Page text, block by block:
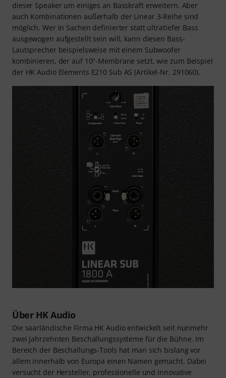
dieser Speaker um einiges an Basskraft erweitern. Aber
auch Kombinationen außerhalb der Linear 3-Reihe sind
möglich. Wer in Sachen definierter statt ultratiefer Bass
ausgewogen aufgestellt sein will, kann diesen Bass-
Lautsprecher beispielsweise mit einem Subwoofer
kombinieren, der auf 10"-Membrane setzt, wie zum Beispiel
der HK Audio Elements E210 Sub AS (Artikel-Nr. 291060).
Über HK Audio
Die saarländische Firma HK Audio entwickelt seit nunmehr
zwei Jahrzehnten Beschallungssysteme für die Bühne. Im
Bereich der Beschallungs-Tools hat man sich bislang vor
allem innerhalb von Europa einen Namen gemacht. Dabei
versucht der Hersteller, professionelle und innovative